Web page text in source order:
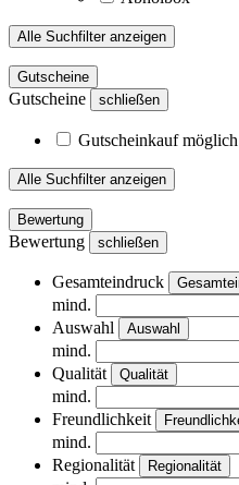
Alle Suchfilter anzeigen
Gutscheine
Gutscheine schließen
Gutscheinkauf möglich
Alle Suchfilter anzeigen
Bewertung
Bewertung schließen
Gesamteindruck
mind.
Auswahl
Auswahl
mind.
Qualität
Qualität
mind.
Freundlichkeit
mind.
Regionalität
Regionalität